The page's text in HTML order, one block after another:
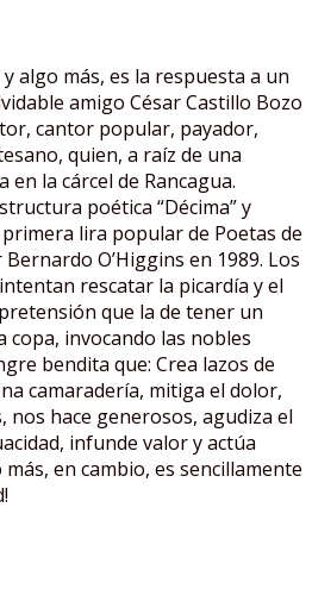
algo más, es la respuesta a un
amigo César Castillo Bozo
cantor popular, payador,
quien, a raíz de una
en la cárcel de Rancagua.
poética “Décima” y
lira popular de Poetas de
O’Higgins en 1989. Los
rescatar la picardía y el
que la de tener un
copa, invocando las nobles
bendita que: Crea lazos de
camaradería, mitiga el dolor,
hace generosos, agudiza el
infunde valor y actúa
en cambio, es sencillamente